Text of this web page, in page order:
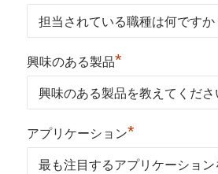
興味のある製品*
アプリケーション*